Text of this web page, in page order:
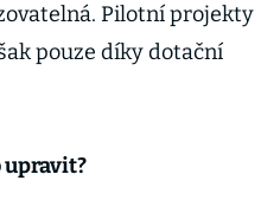
Pilotní projekty
pouze díky dotační
upravit?